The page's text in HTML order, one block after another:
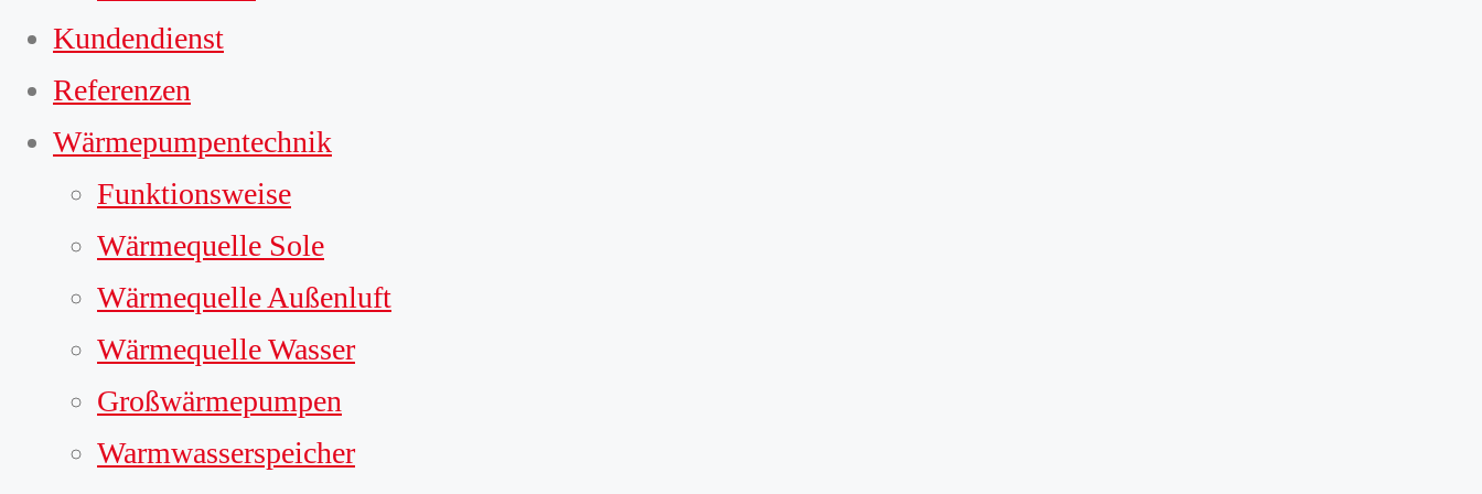
Kundendienst
Referenzen
Wärmepumpentechnik
Funktionsweise
Wärmequelle Sole
Wärmequelle Außenluft
Wärmequelle Wasser
Großwärmepumpen
Warmwasserspeicher